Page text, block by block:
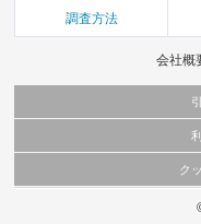
調査方法
会社概
当サイトで公開されている情報（
これらの情報を権利者の許可なく
当サイトに掲載している内容はす
弊社の見解・ 意見ではないことを
ク
このサイトでは Cookie を使用し